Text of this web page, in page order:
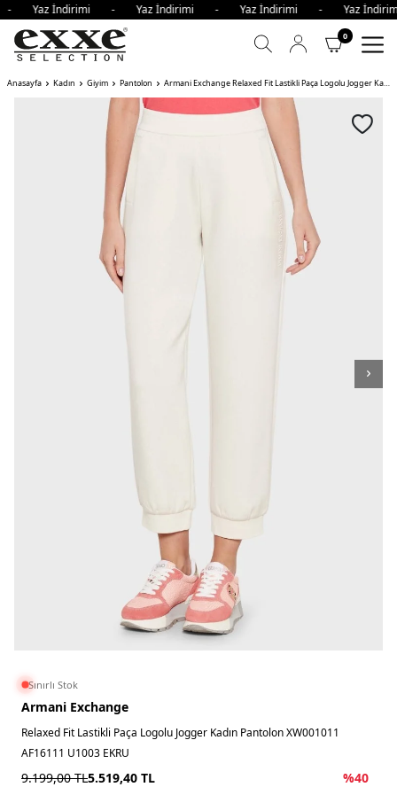
- Yaz İndirimi - Yaz İndirimi - Yaz İndirimi - Yaz
0
Anasayfa Kadın Giyim Pantolon Armani Exchange Relaxed Fit Lastikli Paça Logolu Jogger Kadın Pantolon
Sınırlı Stok
Armani Exchange
Relaxed Fit Lastikli Paça Logolu Jogger Kadın Pantolon XW001011
AF16111 U1003 EKRU
9.199,00TL5.519,40 TL %40